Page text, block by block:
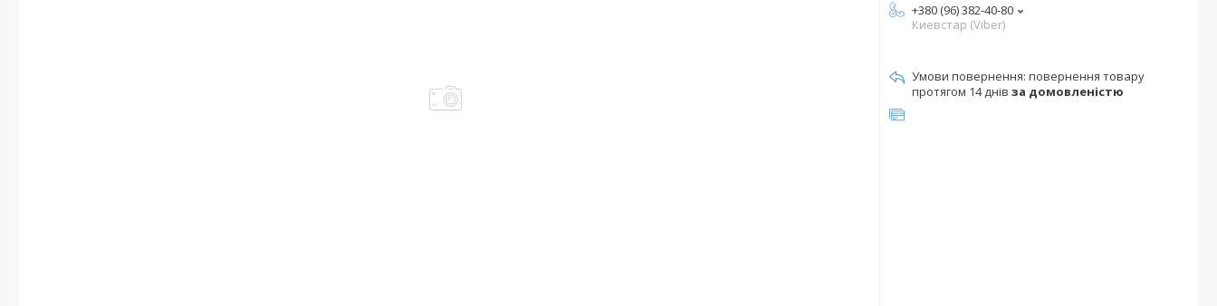
+380 (96) 382-40-80
Киевстар (Viber)
повернення товару
протягом 14 днів за домовленістю